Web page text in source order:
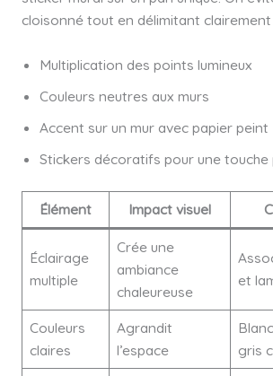
cloisonné tout en délimitant clairement
Multiplication des points lumineux
Couleurs neutres aux murs
Accent sur un mur avec papier peint
Stickers décoratifs pour une touche
Élément Impact visuel
Éclairage
multiple
Crée une
ambiance
chaleureuse
et
Couleurs
claires
Agrandit
l’espace
gris